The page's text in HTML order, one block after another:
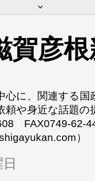
根
心に、関連する国
頼や身近な話題
FAX0749-62-
）